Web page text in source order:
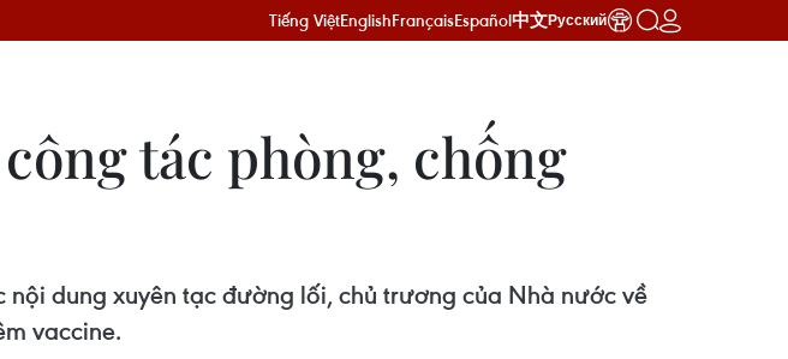
Tiếng ViệtEnglishFrançaisEspañol中文Русский
tác phòng, chống
dung xuyên tạc đường lối, chủ trương của Nhà nước về
vaccine.